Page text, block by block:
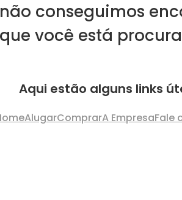
conseguimos
que você está
Aqui estão alguns links
AlugarComprarA EmpresaFale